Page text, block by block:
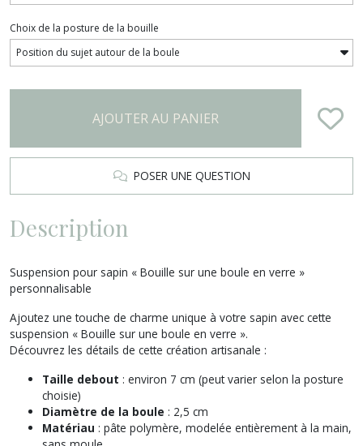
Choix de la posture de la bouille
AJOUTER AU PANIER
POSER UNE QUESTION
Description
Suspension pour sapin « Bouille sur une boule en verre »
personnalisable
Ajoutez une touche de charme unique à votre sapin avec cette
suspension « Bouille sur une boule en verre ».
Découvrez les détails de cette création artisanale :
Taille debout : environ 7 cm (peut varier selon la posture
choisie)
Diamètre de la boule : 2,5 cm
Matériau : pâte polymère, modelée entièrement à la main,